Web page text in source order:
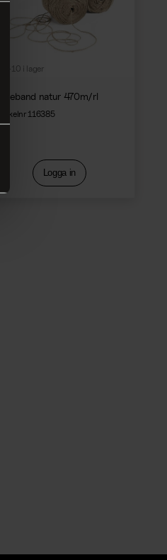
+10 i lager
Juteband natur 470m/rl
Artikelnr 116385
Logga in